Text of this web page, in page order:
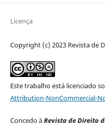
Licença
Copyright (c) 2023 Revista de
Este trabalho está licenciado
Attribution-NonCommercial-
Concedo àRevista de Direito